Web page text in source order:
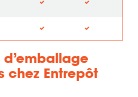
d’emballage
chez Entrepôt